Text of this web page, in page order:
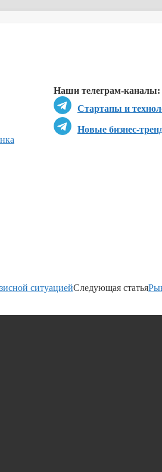
Наши телеграм-каналы:
Стартапы и
Новые бизнес-
ситуациейСледующая статья